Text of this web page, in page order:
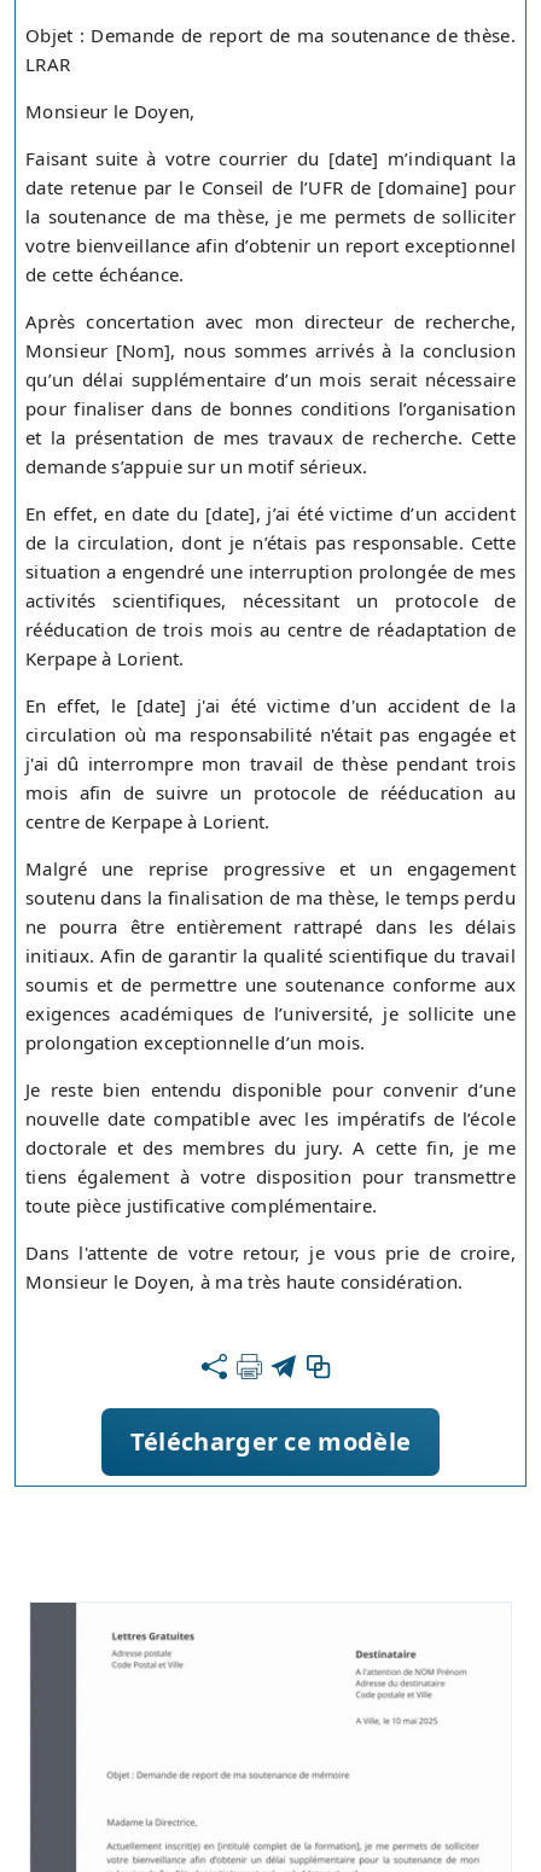
Objet : Demande de report de ma soutenance de thèse.
LRAR
Monsieur le Doyen,
Faisant suite à votre courrier du [date] m’indiquant la
date retenue par le Conseil de l’UFR de [domaine] pour
la soutenance de ma thèse, je me permets de solliciter
votre bienveillance afin d’obtenir un report exceptionnel
de cette échéance.
Après concertation avec mon directeur de recherche,
Monsieur [Nom], nous sommes arrivés à la conclusion
qu’un délai supplémentaire d’un mois serait nécessaire
pour finaliser dans de bonnes conditions l’organisation
et la présentation de mes travaux de recherche. Cette
demande s’appuie sur un motif sérieux.
En effet, en date du [date], j’ai été victime d’un accident
de la circulation, dont je n’étais pas responsable. Cette
situation a engendré une interruption prolongée de mes
activités scientifiques, nécessitant un protocole de
rééducation de trois mois au centre de réadaptation de
Kerpape à Lorient.
En effet, le [date] j'ai été victime d'un accident de la
circulation où ma responsabilité n'était pas engagée et
j'ai dû interrompre mon travail de thèse pendant trois
mois afin de suivre un protocole de rééducation au
centre de Kerpape à Lorient.
Malgré une reprise progressive et un engagement
soutenu dans la finalisation de ma thèse, le temps perdu
ne pourra être entièrement rattrapé dans les délais
initiaux. Afin de garantir la qualité scientifique du travail
soumis et de permettre une soutenance conforme aux
exigences académiques de l’université, je sollicite une
prolongation exceptionnelle d’un mois.
Je reste bien entendu disponible pour convenir d’une
nouvelle date compatible avec les impératifs de l’école
doctorale et des membres du jury. A cette fin, je me
tiens également à votre disposition pour transmettre
toute pièce justificative complémentaire.
Dans l'attente de votre retour, je vous prie de croire,
Monsieur le Doyen, à ma très haute considération.
Télécharger ce modèle